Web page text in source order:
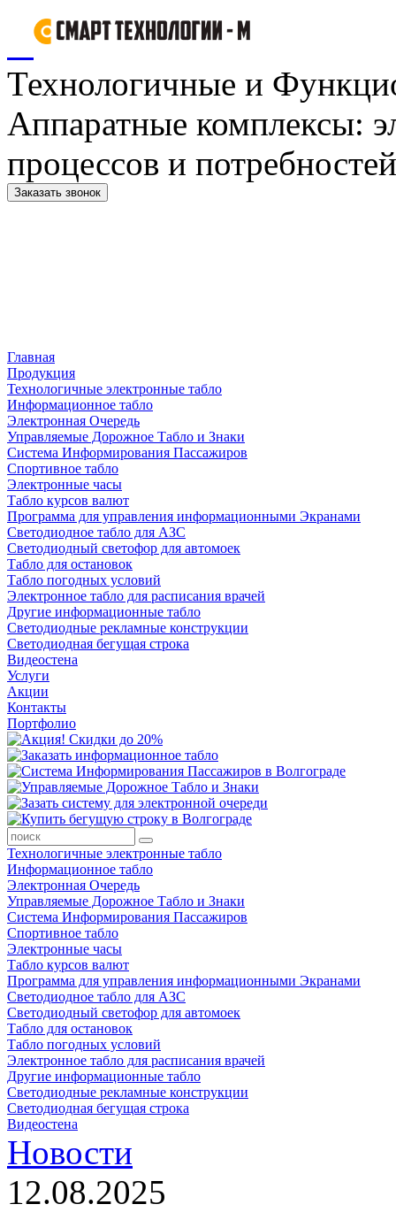
Технологичные и
Аппаратные комплексы:
процессов и
Заказать звонок
Главная
Продукция
Технологичные электронные табло
Информационное табло
Электронная Очередь
Управляемые Дорожное Табло и Знаки
Система Информирования Пассажиров
Спортивное табло
Электронные часы
Табло курсов валют
Программа для управления информационными Экранами
Светодиодное табло для АЗС
Светодиодный светофор для автомоек
Табло для остановок
Табло погодных условий
Электронное табло для расписания врачей
Другие информационные табло
Светодиодные рекламные конструкции
Светодиодная бегущая строка
Видеостена
Услуги
Акции
Контакты
Портфолио
Технологичные электронные табло
Информационное табло
Электронная Очередь
Управляемые Дорожное Табло и Знаки
Система Информирования Пассажиров
Спортивное табло
Электронные часы
Табло курсов валют
Программа для управления информационными Экранами
Светодиодное табло для АЗС
Светодиодный светофор для автомоек
Табло для остановок
Табло погодных условий
Электронное табло для расписания врачей
Другие информационные табло
Светодиодные рекламные конструкции
Светодиодная бегущая строка
Видеостена
Новости
12.08.2025